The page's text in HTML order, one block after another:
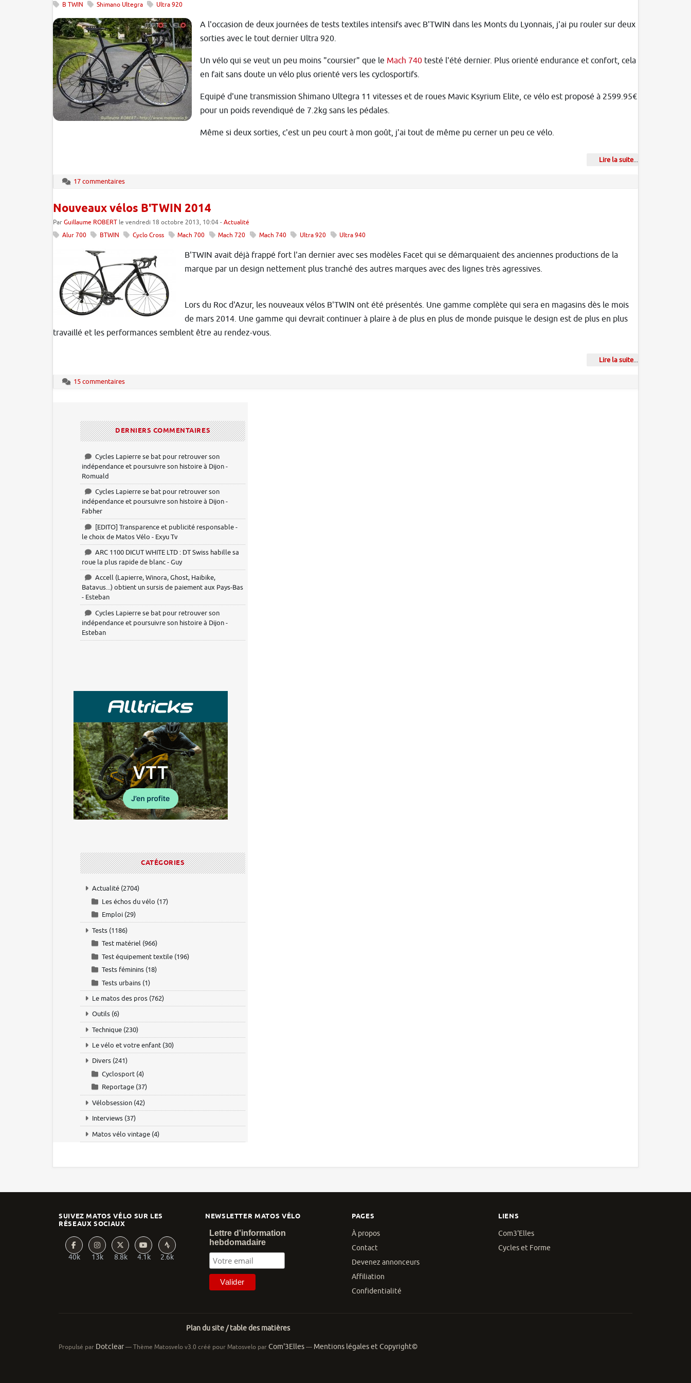
B TWIN Shimano Ultegra Ultra 920
A l'occasion de deux journées de tests textiles intensifs avec B'TWIN dans les Monts du Lyonnais, j'ai pu rouler sur deux
sorties avec le tout dernier Ultra 920.
Un vélo qui se veut un peu moins "coursier" que le Mach 740 testé l'été dernier. Plus orienté endurance et confort, cela
en fait sans doute un vélo plus orienté vers les cyclosportifs.
Equipé d'une transmission Shimano Ultegra 11 vitesses et de roues Mavic Ksyrium Elite, ce vélo est proposé à 2599.95€
pour un poids revendiqué de 7.2kg sans les pédales.
Même si deux sorties, c'est un peu court à mon goût, j'ai tout de même pu cerner un peu ce vélo.
Lire la suite...
17 commentaires
Nouveaux vélos B'TWIN 2014
Par Guillaume ROBERT le vendredi 18 octobre 2013, 10:04 - Actualité
Alur 700
BTWIN Cyclo Cross Mach 700 Mach 720 Mach 740 Ultra 920 Ultra 940
B'TWIN avait déjà frappé fort l'an dernier avec ses modèles Facet qui se démarquaient des anciennes productions de la
marque par un design nettement plus tranché des autres marques avec des lignes très agressives.
Lors du Roc d'Azur, les nouveaux vélos B'TWIN ont été présentés. Une gamme complète qui sera en magasins dès le mois
de mars 2014. Une gamme qui devrait continuer à plaire à de plus en plus de monde puisque le design est de plus en plus
travaillé et les performances semblent être au rendez-vous.
Lire la suite...
15 commentaires
DERNIERS COMMENTAIRES
Cycles Lapierre se bat pour retrouver son
indépendance et poursuivre son histoire à Dijon -
Romuald
Cycles Lapierre se bat pour retrouver son
indépendance et poursuivre son histoire à Dijon -
Fabher
[EDITO] Transparence et publicité responsable -
le choix de Matos Vélo - Exyu Tv
ARC 1100 DICUT WHITE LTD : DT Swiss habille sa
roue la plus rapide de blanc - Guy
Accell (Lapierre, Winora, Ghost, Haibike,
Batavus...) obtient un sursis de paiement aux Pays-Bas
- Esteban
Cycles Lapierre se bat pour retrouver son
indépendance et poursuivre son histoire à Dijon -
Esteban
CATÉGORIES
Actualité (2704)
Les échos du vélo (17)
Emploi (29)
Tests (1186)
Test matériel (966)
Test équipement textile (196)
Tests féminins (18)
Tests urbains (1)
Le matos des pros (762)
Outils (6)
Technique (230)
Le vélo et votre enfant (30)
Divers (241)
Cyclosport (4)
Reportage (37)
Vélobsession (42)
Interviews (37)
Matos vélo vintage (4)
PAGES
À propos
Contact
Devenez annonceurs
Affiliation
Confidentialité
NEWSLETTER MATOS VÉLO
Lettre d'information
hebdomadaire
SUIVEZ MATOS VÉLO SUR LES
RÉSEAUX SOCIAUX
40k 13k 8.8k 4.1k 2.6k
LIENS
Com3'Elles
Cycles et Forme
Plan du site / table des matières
Propulsé par Dotclear— Thème Matosvelo v3.0 créé pour Matosvelo parCom'3Elles— Mentions légales et Copyright©